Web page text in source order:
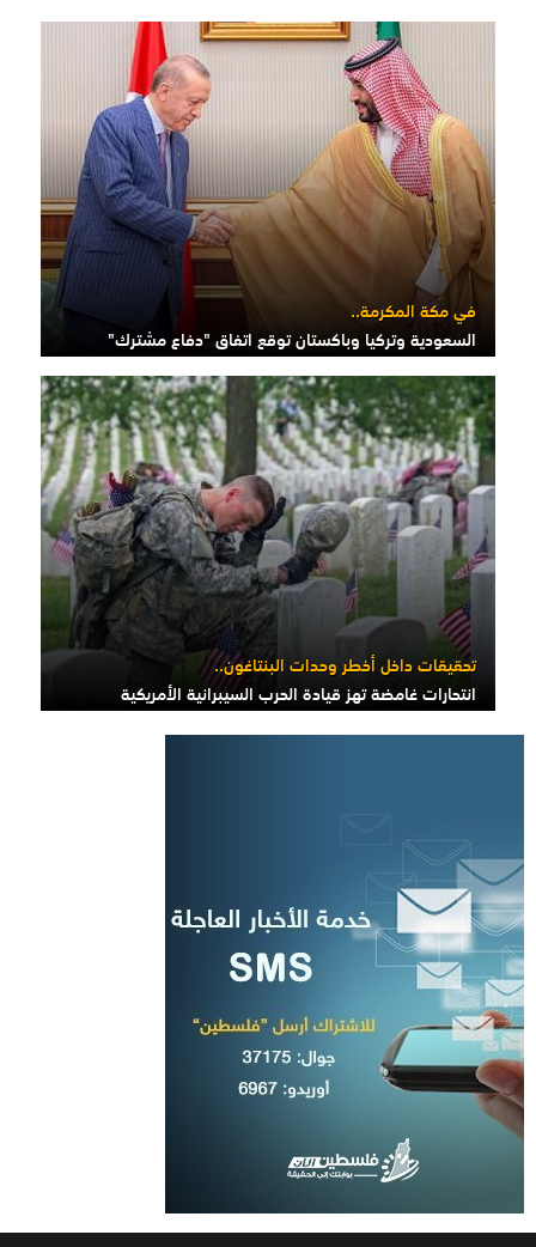
في مكة المكرمة..
السعودية وتركيا وباكستان توقع اتفاق "دفاع مشترك"
تحقيقات داخل أخطر وحدات البنتاغون..
انتحارات غامضة تهز قيادة الحرب السيبرانية الأمريكية